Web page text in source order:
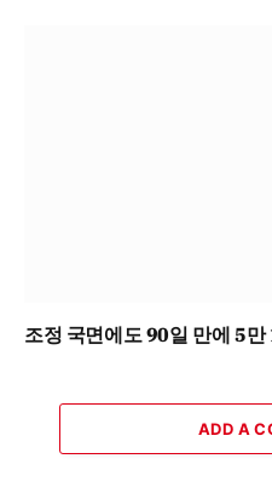
조정 국면에도 90일 만에 5
ADD A